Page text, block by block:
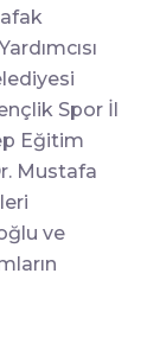
Spor İl
Eğitim
Mustafa
ve